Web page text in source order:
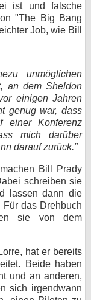
ist und falsche
"The Big Bang
Job, wie Bill
unmöglichen
an dem Sheldon
einigen Jahren
genug war, dass
einer Konferenz
mich darüber
darauf zurück."
Bill Prady
schreiben sie
lassen dann die
das Drehbuch
sie von dem
hat er bereits
Beide haben
und an anderen,
sich irgendwann